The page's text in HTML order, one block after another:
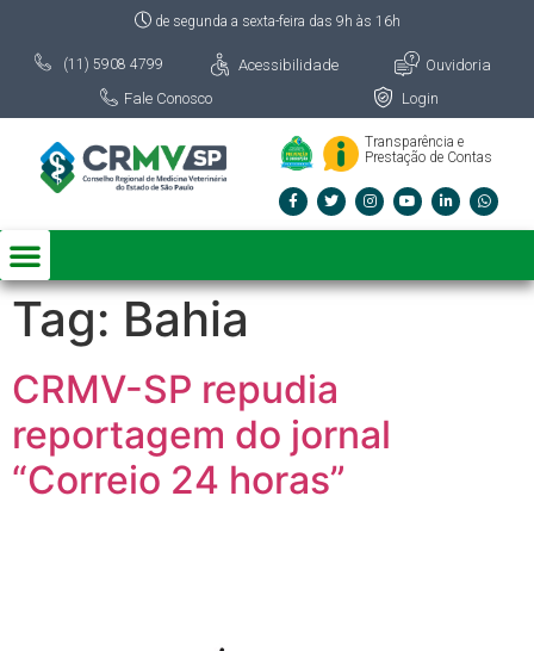
de segunda a sexta-feira das 9h às 16h
(11) 5908 4799 Acessibilidade
Ouvidoria
Fale Conosco
Login
Transparência e
Prestação de Contas
Tag: Bahia
CRMV-SP repudia
reportagem do jornal
“Correio 24 horas”